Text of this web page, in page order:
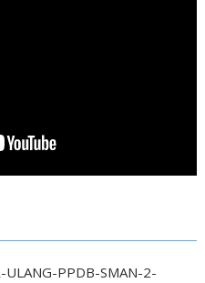
PPDB-SMAN-2-